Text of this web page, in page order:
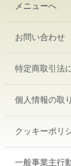
メニューへ
お問い合わせ
特定商取引法
個人情報の取
クッキーポリ
一般事業主行